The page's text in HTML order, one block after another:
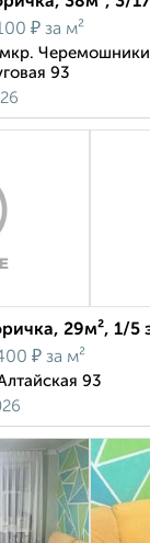
₽ за м²
93
29м², 1/5
₽ за м²
93